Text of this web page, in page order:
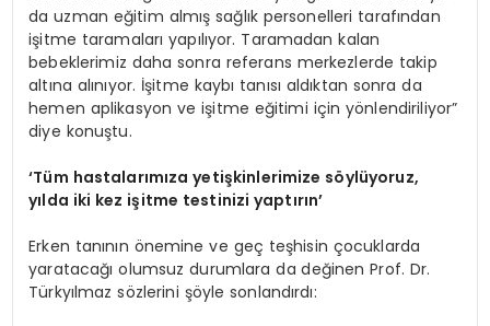
da uzman eğitim almış sağlık personelleri tarafından
işitme taramaları yapılıyor. Taramadan kalan
bebeklerimiz daha sonra referans merkezlerde takip
altına alınıyor. İşitme kaybı tanısı aldıktan sonra da
hemen aplikasyon ve işitme eğitimi için yönlendiriliyor”
diye konuştu.
‘Tüm hastalarımıza yetişkinlerimize söylüyoruz,
yılda iki kez işitme testinizi yaptırın’
Erken tanının önemine ve geç teşhisin çocuklarda
yaratacağı olumsuz durumlara da değinen Prof. Dr.
Türkyılmaz sözlerini şöyle sonlandırdı: